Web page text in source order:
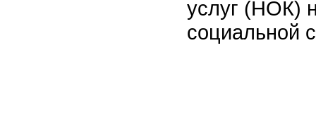
услуг (НОК)
социальной